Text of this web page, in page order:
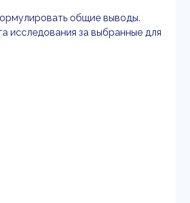
общие выводы.
исследования за выбранные для